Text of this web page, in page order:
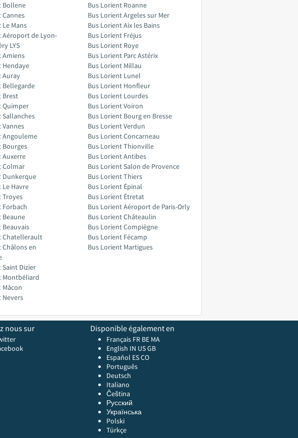
Bollene
Cannes
Mans
Aéroport de Lyon-
LYS
Amiens
Hendaye
Auray
Bellegarde
Brest
Quimper
Sallanches
Vannes
Angouleme
Bourges
Auxerre
Colmar
Dunkerque
Le Havre
Troyes
Forbach
Beaune
Beauvais
Chatellerault
Châlons en
Saint Dizier
Montbéliard
Mâcon
Nevers
Bus Lorient Roanne
Bus Lorient Argeles sur Mer
Bus Lorient Aix les Bains
Bus Lorient Fréjus
Bus Lorient Roye
Bus Lorient Parc Astérix
Bus Lorient Millau
Bus Lorient Lunel
Bus Lorient Honfleur
Bus Lorient Lourdes
Bus Lorient Voiron
Bus Lorient Bourg en Bresse
Bus Lorient Verdun
Bus Lorient Concarneau
Bus Lorient Thionville
Bus Lorient Antibes
Bus Lorient Salon de Provence
Bus Lorient Thiers
Bus Lorient Épinal
Bus Lorient Étretat
Bus Lorient Aéroport de Paris-Orly
Bus Lorient Châteaulin
Bus Lorient Compiègne
Bus Lorient Fécamp
Bus Lorient Martigues
nous sur Disponible également en
Français FR BE MA
English IN USGB
Español ESCO
Português
Deutsch
Italiano
Čeština
Русский
Українська
Polski
Türkçe